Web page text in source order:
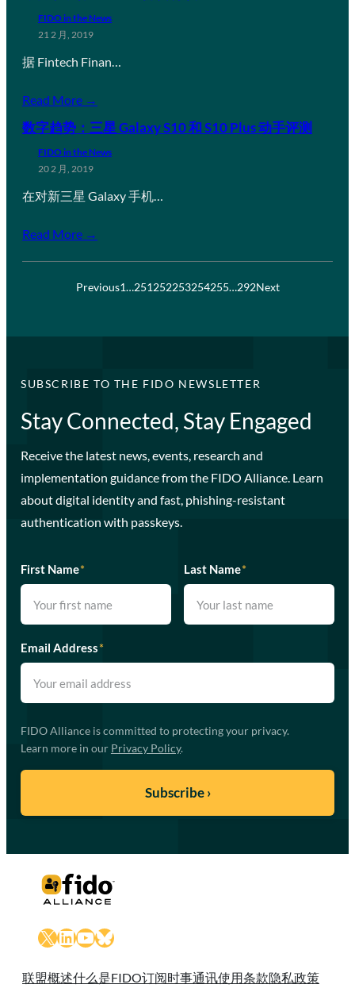
FIDO in the News
21 2 月, 2019
据 Fintech Finan…
Read More →
数字趋势：三星 Galaxy S10 和 S10 Plus 动手评测
FIDO in the News
20 2 月, 2019
在对新三星 Galaxy 手机…
Read More →
Previous1…251252253254255…292Next
SUBSCRIBE TO THE FIDO NEWSLETTER
Stay Connected, Stay Engaged
Receive the latest news, events, research and
implementation guidance from the FIDO Alliance. Learn
about digital identity and fast, phishing-resistant
authentication with passkeys.
First Name* Last Name*
Email Address*
FIDO Alliance is committed to protecting your privacy.
Learn more in our Privacy Policy.
X LinkedIn
YouTube
Bluesky
联盟概述什么是FIDO订阅时事通讯使用条款隐私政策